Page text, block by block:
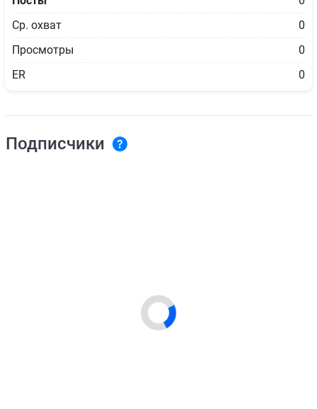
Ср. охват
0
Просмотры
0
ER
0
Подписчики